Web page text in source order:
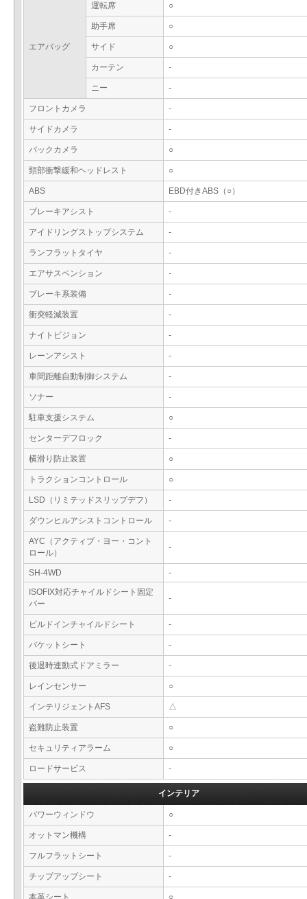
エアバッグ
運転席 ○
助手席 ○
サイド ○
カーテン -
ニー -
フロントカメラ -
サイドカメラ -
バックカメラ ○
頸部衝撃緩和ヘッドレスト ○
ABS EBD付きABS（○）
ブレーキアシスト -
アイドリングストップシステム -
ランフラットタイヤ -
エアサスペンション -
ブレーキ系装備 -
衝突軽減装置 -
ナイトビジョン -
レーンアシスト -
車間距離自動制御システム -
ソナー -
駐車支援システム ○
センターデフロック -
横滑り防止装置 ○
トラクションコントロール ○
LSD（リミテッドスリップデフ） -
ダウンヒルアシストコントロール -
AYC（アクティブ・ヨー・コント
ロール）
-
SH-4WD
-
ISOFIX対応チャイルドシート固定
バー
-
ビルドインチャイルドシート -
バケットシート -
後退時連動式ドアミラー -
レインセンサー ○
インテリジェントAFS △
盗難防止装置 ○
セキュリティアラーム ○
ロードサービス -
インテリア
パワーウィンドウ ○
オットマン機構 -
フルフラットシート -
チップアップシート -
本革シート ○